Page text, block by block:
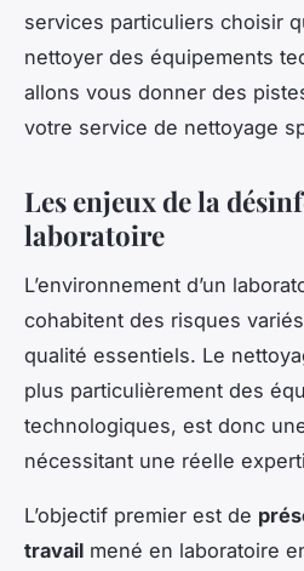
services particuliers choisir
nettoyer des équipements
allons vous donner des
votre service de nettoyage
Les enjeux de la
laboratoire
L’environnement d’un
cohabitent des risques
qualité essentiels. Le
plus particulièrement des
technologiques, est donc
nécessitant une réelle
L’objectif premier est de
travail mené en laboratoire